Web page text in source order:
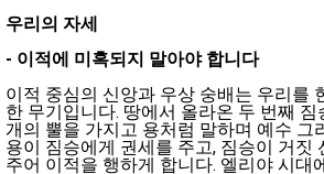
우리의 자세
- 이적에 미혹되지 말아야 합니다
이적 중심의 신앙과 우상 숭배는 우리를
한 무기입니다. 땅에서 올라온 두 번째
개의 뿔을 가지고 용처럼 말하며 예수 그
용이 짐승에게 권세를 주고, 짐승이 거짓
주어 이적을 행하게 합니다. 엘리야 시대